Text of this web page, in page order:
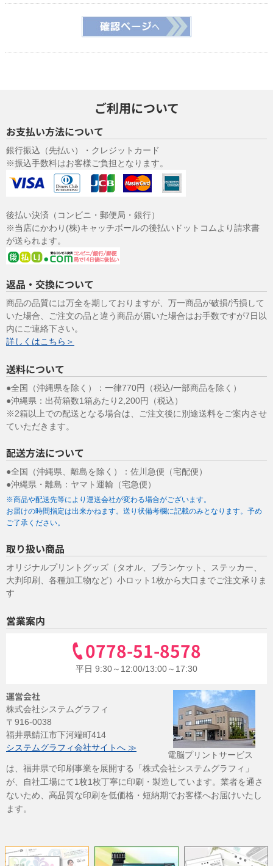
取得した個人情報の取扱いの全部又は、一部を委託することはあり
（６）開示対象個人情報の開示等および問い合わせ窓口につい
去および第三者への提供の 停止（「開示等」といいます。）に応じ
開示等に応ずる窓口は、「
（７）個人情報を入力するにあたっての注意事項
サンプル配送やその後のご連絡に必要な情報を入力していただきま
す。必ず全ての項目を正しく入力してください。不備があった場
合、配送やその他の連絡がうまくできない場合があります。 なお入
いただきました商品、または弊社サービスのご案内をさせていただ
くことがあります。
（８）本人が容易に認識できない方法による個人情報の取得
クッキーやウェブビーコン等を用いるなどして、本人が容易に認識
（９）個人情報の安全管理措置について
取得した個人情報については、漏洩、減失またはき損の防止と是
正、その他個人情報の安全管理のために必要かつ適切な措置を講じ
ます。
お問合せへの回答後、取得した個人情報は当社において削除致しま
す。
じています。
（１０）個人情報の任意性について
皆様方が弊社に提供する個人情報は、基本的に任意の提供と致しま
すが、お願いした個人情報を提供して頂けない場合、本来の適正な
手続き等の処理又は迅速な連絡等の対応が出来ず、皆様方に不利益
（１１）個人情報保護方針
当社ホームページの個人情報保護方針を ご覧下さい。
2009年9月1日制定
2020年11月1日改定
株式会社 システムグラフィ 代表取締役 児玉修一
ご利用について
お支払い方法について
銀行振込（先払い）・クレジットカード
※振込手数料はお客様ご負担となります。
後払い決済（コンビニ・郵便局・銀行）
※当店にかわり(株)キャッチボールの後払いドットコムより請求書
が送られます。
返品・交換について
商品の品質には万全を期しておりますが、万一商品が破損/汚損して
いた場合、ご注文の品と違う商品が届いた場合はお手数ですが7日以
内にご連絡下さい。
詳しくはこちら＞
送料について
●全国（沖縄県を除く）：一律770円（税込/一部商品を除く）
●沖縄県：出荷箱数1箱あたり2,200円（税込）
※2箱以上での配送となる場合は、ご注文後に別途送料をご案内させ
ていただきます。
配送方法について
●全国（沖縄県、離島を除く）：佐川急便（宅配便）
●沖縄県・離島：ヤマト運輸（宅急便）
※商品や配送先等により運送会社が変わる場合がございます。
お届けの時間指定は出来かねます。送り状備考欄に記載のみとなります。予め
ご了承ください。
取り扱い商品
オリジナルプリントグッズ（タオル、ブランケット、ステッカー、
大判印刷、各種加工物など）小ロット1枚から大口までご注文承りま
す
営業案内
0778-51-8578
平日 9:30～12:00/13:00～17:30
運営会社
株式会社システムグラフィ
〒916-0038
福井県鯖江市下河端町414
システムグラフィ会社サイトへ ≫
電脳プリントサービス
は、福井県で印刷事業を展開する「株式会社システムグラフィ」
が、自社工場にて1枚1枚丁寧に印刷・製造しています。業者を通さ
ないため、高品質な印刷を低価格・短納期でお客様へお届けいたし
ます。